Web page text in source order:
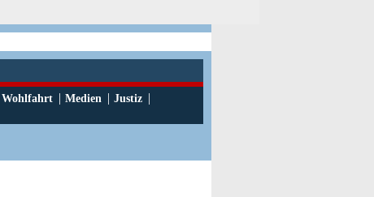
Wohlfahrt | Medien | Justiz |